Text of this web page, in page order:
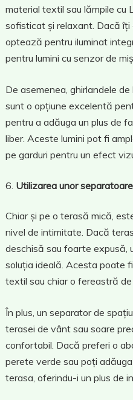
material textil sau lămpile cu
sofisticat și relaxant. Dacă îți
optează pentru iluminat
pentru lumini cu senzor de
De asemenea, ghirlandele
sunt o opțiune excelentă
pentru a adăuga un plus de
liber. Aceste lumini pot fi
pe garduri pentru un efect
Utilizarea unor
Chiar și pe o terasă mică,
nivel de intimitate. Dacă
deschisă sau foarte expusă,
soluția ideală. Acesta poate
textil sau chiar o fereastră
În plus, un separator de
terasei de vânt sau soare
confortabil. Dacă preferi o
perete verde sau poți
terasa, oferindu-i un plus de